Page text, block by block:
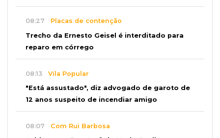
08:27 Placas de contenção
Trecho da Ernesto Geisel é interditado para
reparo em córrego
08:13 Vila Popular
"Está assustado", diz advogado de garoto de
12 anos suspeito de incendiar amigo
08:07 Com Rui Barbosa